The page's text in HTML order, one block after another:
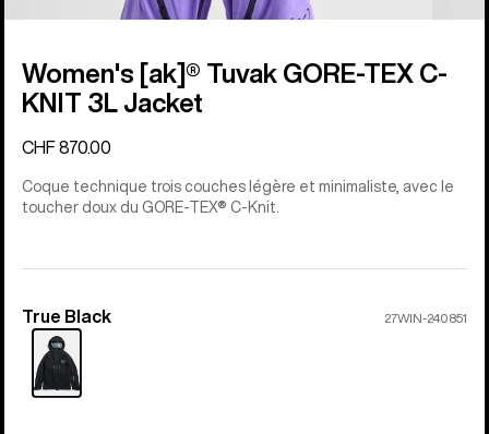
Women's [ak]® Tuvak GORE-TEX C-
KNIT 3L Jacket
CHF 870.00
Coque technique trois couches légère et minimaliste, avec le
toucher doux du GORE-TEX® C-Knit.
Couleur
True Black 27WIN-240851